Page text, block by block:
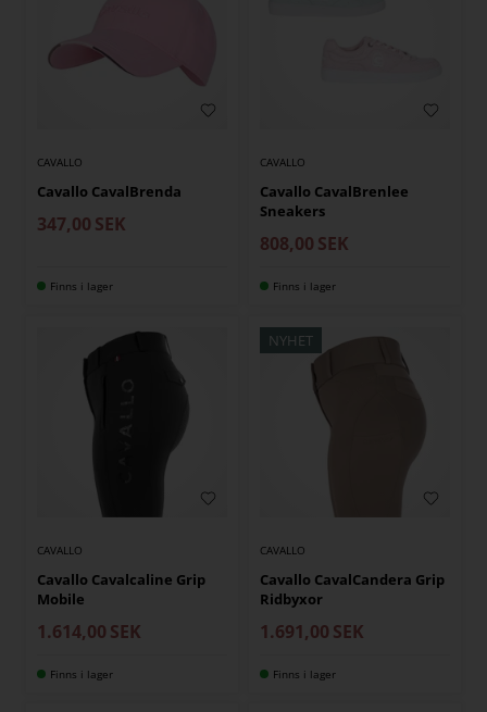
CAVALLO
Cavallo CavalBrenda
347,00 SEK
Finns i lager
CAVALLO
Cavallo CavalBrenlee
Sneakers
808,00 SEK
Finns i lager
CAVALLO
Cavallo Cavalcaline Grip
Mobile
1.614,00 SEK
Finns i lager
NYHET
CAVALLO
Cavallo CavalCandera Grip
Ridbyxor
1.691,00 SEK
Finns i lager